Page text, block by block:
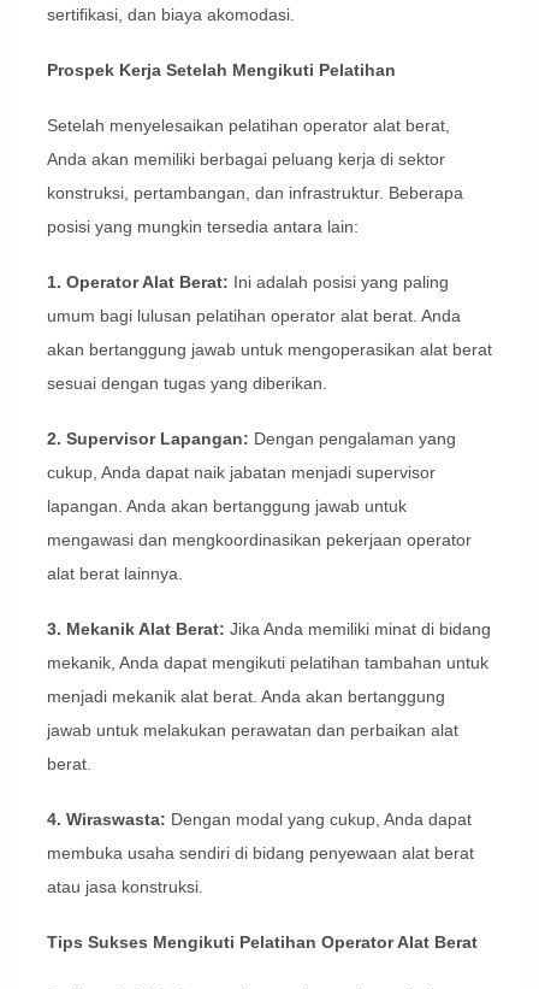
sertifikasi, dan biaya akomodasi.
Prospek Kerja Setelah Mengikuti Pelatihan
Setelah menyelesaikan pelatihan operator alat berat,
Anda akan memiliki berbagai peluang kerja di sektor
konstruksi, pertambangan, dan infrastruktur. Beberapa
posisi yang mungkin tersedia antara lain:
1. Operator Alat Berat: Ini adalah posisi yang paling
umum bagi lulusan pelatihan operator alat berat. Anda
akan bertanggung jawab untuk mengoperasikan alat berat
sesuai dengan tugas yang diberikan.
2. Supervisor Lapangan: Dengan pengalaman yang
cukup, Anda dapat naik jabatan menjadi supervisor
lapangan. Anda akan bertanggung jawab untuk
mengawasi dan mengkoordinasikan pekerjaan operator
alat berat lainnya.
3. Mekanik Alat Berat: Jika Anda memiliki minat di bidang
mekanik, Anda dapat mengikuti pelatihan tambahan untuk
menjadi mekanik alat berat. Anda akan bertanggung
jawab untuk melakukan perawatan dan perbaikan alat
berat.
4. Wiraswasta: Dengan modal yang cukup, Anda dapat
membuka usaha sendiri di bidang penyewaan alat berat
atau jasa konstruksi.
Tips Sukses Mengikuti Pelatihan Operator Alat Berat